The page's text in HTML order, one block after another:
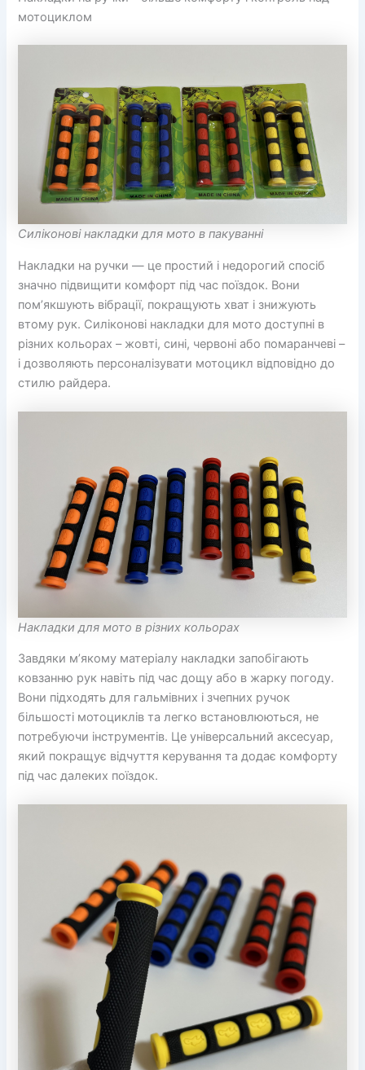
мотоциклом
Силіконові накладки для мото в пакуванні
Накладки на ручки — це простий і недорогий спосіб
значно підвищити комфорт під час поїздок. Вони
пом’якшують вібрації, покращують хват і знижують
втому рук. Силіконові накладки для мото доступні в
різних кольорах – жовті, сині, червоні або помаранчеві –
і дозволяють персоналізувати мотоцикл відповідно до
стилю райдера.
Накладки для мото в різних кольорах
Завдяки м’якому матеріалу накладки запобігають
ковзанню рук навіть під час дощу або в жарку погоду.
Вони підходять для гальмівних і зчепних ручок
більшості мотоциклів та легко встановлюються, не
потребуючи інструментів. Це універсальний аксесуар,
який покращує відчуття керування та додає комфорту
під час далеких поїздок.